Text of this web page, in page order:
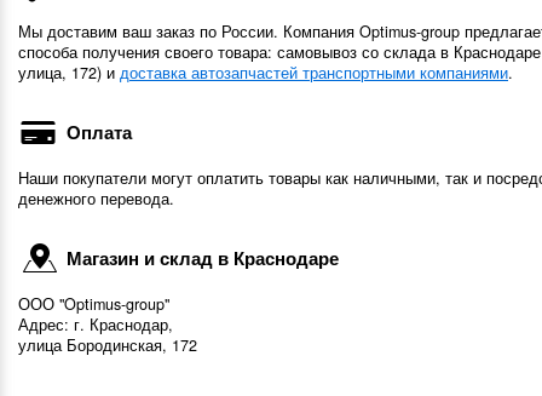
Мы доставим ваш заказ по России. Компания Optimus-group
способа получения своего товара: самовывоз со склада в
улица, 172) и доставка автозапчастей транспортными компаниями.
Оплата
Наши покупатели могут оплатить товары как наличными, так и
денежного перевода.
Магазин и склад в Краснодаре
ООО "Optimus-group"
Адрес: г. Краснодар,
улица Бородинская, 172